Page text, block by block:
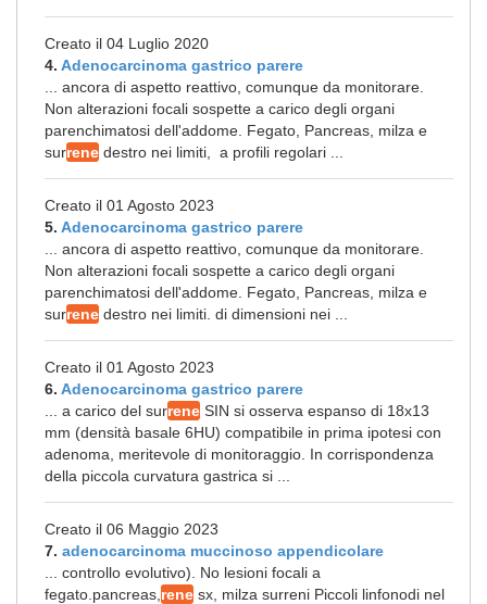
Creato il 04 Luglio 2020
4. Adenocarcinoma gastrico parere
... ancora di aspetto reattivo, comunque da monitorare.
Non alterazioni focali sospette a carico degli organi
parenchimatosi dell'addome. Fegato, Pancreas, milza e
surrene destro nei limiti, a profili regolari ...
Creato il 01 Agosto 2023
5. Adenocarcinoma gastrico parere
... ancora di aspetto reattivo, comunque da monitorare.
Non alterazioni focali sospette a carico degli organi
parenchimatosi dell'addome. Fegato, Pancreas, milza e
surrene destro nei limiti. di dimensioni nei ...
Creato il 01 Agosto 2023
6. Adenocarcinoma gastrico parere
... a carico del surrene SIN si osserva espanso di 18x13
mm (densità basale 6HU) compatibile in prima ipotesi con
adenoma, meritevole di monitoraggio. In corrispondenza
della piccola curvatura gastrica si ...
Creato il 06 Maggio 2023
7. adenocarcinoma muccinoso appendicolare
... controllo evolutivo). No lesioni focali a
fegato.pancreas, rene sx, milza surreni Piccoli linfonodi nel